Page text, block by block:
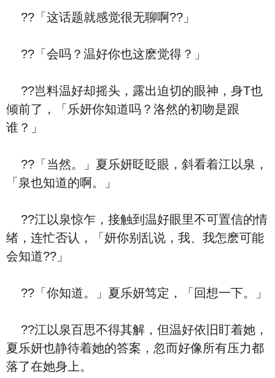
??「这话题就感觉很无聊啊??」
??「会吗？温好你也这麽觉得？」
??岂料温好却摇头，露出迫切的眼神，身T也
倾前了，「乐妍你知道吗？洛然的初吻是跟
谁？」
??「当然。」夏乐妍眨眨眼，斜看着江以泉，
「泉也知道的啊。」
??江以泉惊乍，接触到温好眼里不可置信的情
绪，连忙否认，「妍你别乱说，我、我怎麽可能
会知道??」
??「你知道。」夏乐妍笃定，「回想一下。」
??江以泉百思不得其解，但温好依旧盯着她，
夏乐妍也静待着她的答案，忽而好像所有压力都
落了在她身上。